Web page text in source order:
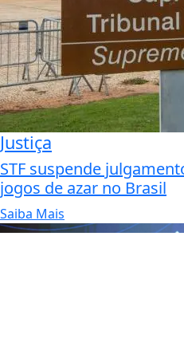
Justiça
STF suspende
jogos de azar no Brasil
Saiba Mais